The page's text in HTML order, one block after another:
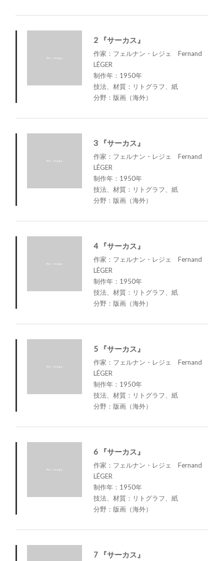
2 『サーカス』
作家：フェルナン・レジェ Fernand
LÉGER
制作年：1950年
技法、材質：リトグラフ、紙
分野：版画（海外）
3 『サーカス』
作家：フェルナン・レジェ Fernand
LÉGER
制作年：1950年
技法、材質：リトグラフ、紙
分野：版画（海外）
4 『サーカス』
作家：フェルナン・レジェ Fernand
LÉGER
制作年：1950年
技法、材質：リトグラフ、紙
分野：版画（海外）
5 『サーカス』
作家：フェルナン・レジェ Fernand
LÉGER
制作年：1950年
技法、材質：リトグラフ、紙
分野：版画（海外）
6 『サーカス』
作家：フェルナン・レジェ Fernand
LÉGER
制作年：1950年
技法、材質：リトグラフ、紙
分野：版画（海外）
7 『サーカス』